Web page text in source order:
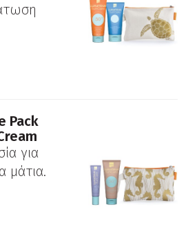
Pack
για
μάτια.